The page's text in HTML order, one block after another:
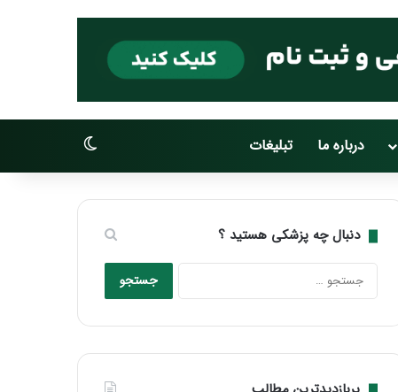
درباره ما تبلیغات تغییر پوسته
دنبال چه پزشکی هستید ؟
جستجو